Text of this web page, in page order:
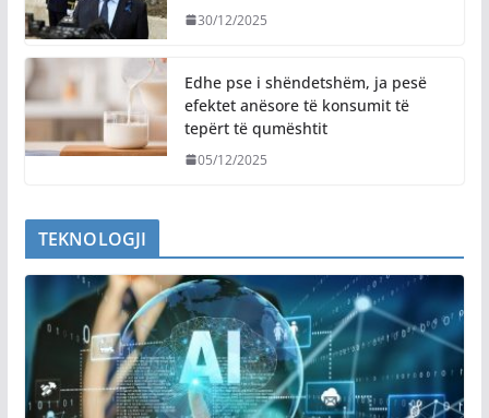
30/12/2025
Edhe pse i shëndetshëm, ja pesë
efektet anësore të konsumit të
tepërt të qumështit
05/12/2025
TEKNOLOGJI